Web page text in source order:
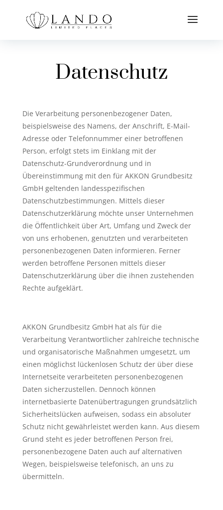
Datenschutz
Die Verarbeitung personenbezogener Daten,
beispielsweise des Namens, der Anschrift, E-Mail-
Adresse oder Telefonnummer einer betroffenen
Person, erfolgt stets im Einklang mit der
Datenschutz-Grundverordnung und in
Übereinstimmung mit den für AKKON Grundbesitz
GmbH geltenden landesspezifischen
Datenschutzbestimmungen. Mittels dieser
Datenschutzerklärung möchte unser Unternehmen
die Öffentlichkeit über Art, Umfang und Zweck der
von uns erhobenen, genutzten und verarbeiteten
personenbezogenen Daten informieren. Ferner
werden betroffene Personen mittels dieser
Datenschutzerklärung über die ihnen zustehenden
Rechte aufgeklärt.
AKKON Grundbesitz GmbH hat als für die
Verarbeitung Verantwortlicher zahlreiche technische
und organisatorische Maßnahmen umgesetzt, um
einen möglichst lückenlosen Schutz der über diese
Internetseite verarbeiteten personenbezogenen
Daten sicherzustellen. Dennoch können
internetbasierte Datenübertragungen grundsätzlich
Sicherheitslücken aufweisen, sodass ein absoluter
Schutz nicht gewährleistet werden kann. Aus diesem
Grund steht es jeder betroffenen Person frei,
personenbezogene Daten auch auf alternativen
Wegen, beispielsweise telefonisch, an uns zu
übermitteln.